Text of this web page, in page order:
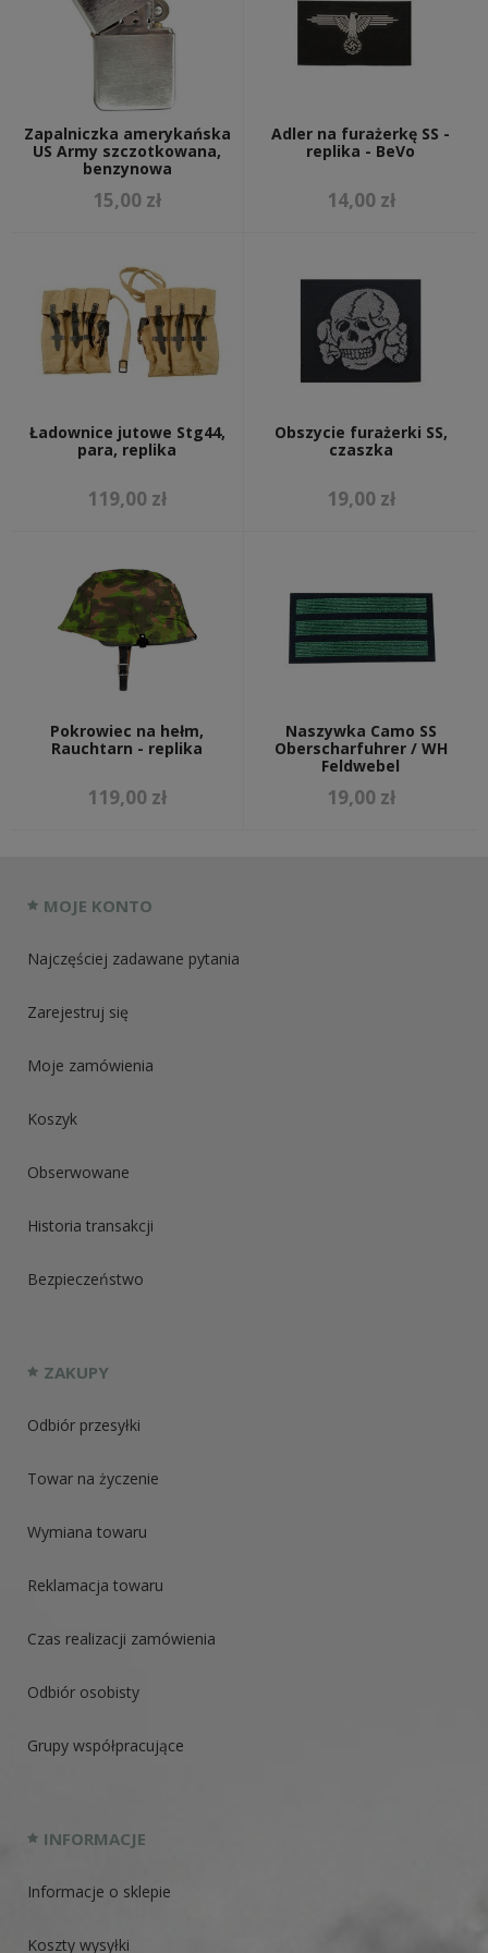
Zapalniczka amerykańska
US Army szczotkowana,
benzynowa
15,00 zł
Adler na furażerkę SS -
replika - BeVo
14,00 zł
Ładownice jutowe Stg44,
para, replika
119,00 zł
Obszycie furażerki SS,
czaszka
19,00 zł
Pokrowiec na hełm,
Rauchtarn - replika
119,00 zł
Naszywka Camo SS
Oberscharfuhrer / WH
Feldwebel
19,00 zł
MOJE KONTO
Najczęściej zadawane pytania
Zarejestruj się
Moje zamówienia
Koszyk
Obserwowane
Historia transakcji
Bezpieczeństwo
ZAKUPY
Odbiór przesyłki
Towar na życzenie
Wymiana towaru
Reklamacja towaru
Czas realizacji zamówienia
Odbiór osobisty
Grupy współpracujące
INFORMACJE
Informacje o sklepie
Koszty wysyłki